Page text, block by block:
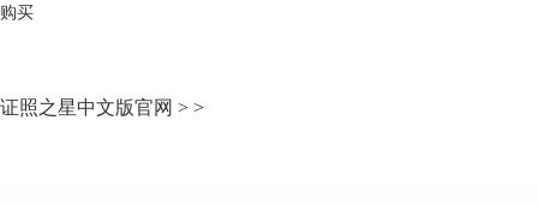
购买
证照之星中文版官网 > >